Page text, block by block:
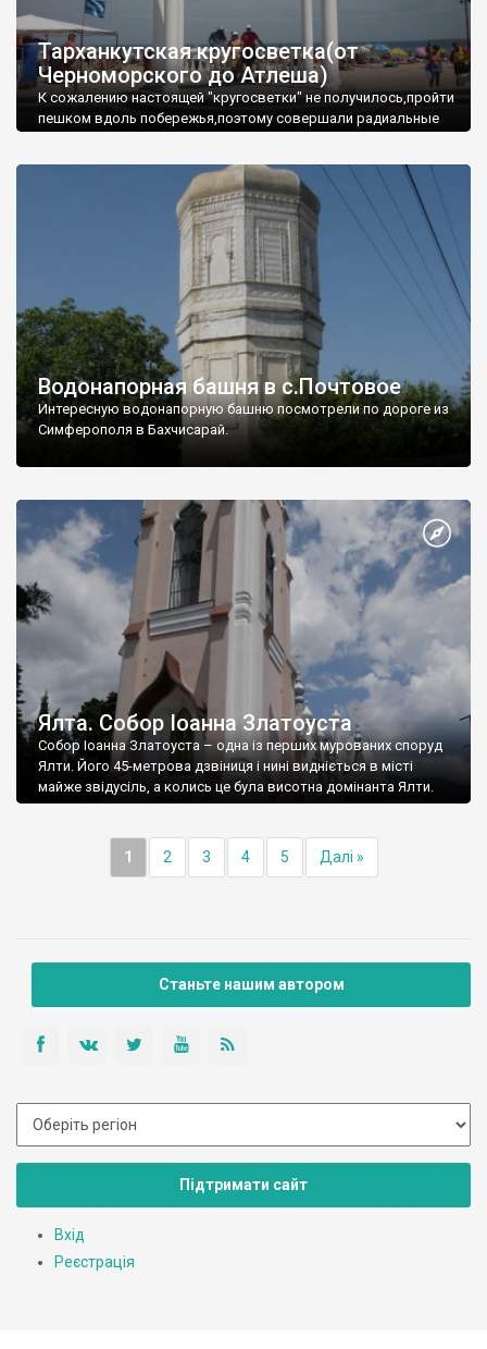
Тарханкутская кругосветка(от
Черноморского до Атлеша)
К сожалению настоящей "кругосветки" не получилось,пройти
пешком вдоль побережья,поэтому совершали радиальные
Водонапорная башня в с.Почтовое
Интересную водонапорную башню посмотрели по дороге из
Симферополя в Бахчисарай.
Ялта. Собор Іоанна Златоуста
Собор Іоанна Златоуста – одна із перших мурованих споруд
Ялти. Його 45-метрова дзвіниця і нині видніється в місті
майже звідусіль, а колись це була висотна домінанта Ялти.
1 2 3 4 5 Далі »
Станьте нашим автором
Підтримати сайт
Вхід
Реєстрація